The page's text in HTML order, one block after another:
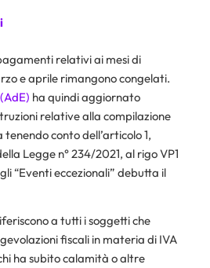
relativi ai mesi di
e aprile rimangono congelati.
ha quindi aggiornato
relative alla compilazione
conto dell’articolo 1,
Legge n° 234/2021, al rigo VP1
“Eventi eccezionali” debutta il
a tutti i soggetti che
fiscali in materia di IVA
ha subito calamità o altre